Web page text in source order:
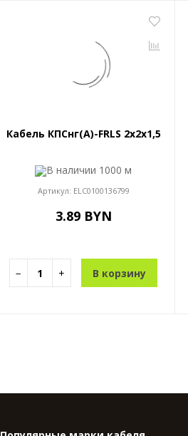
Кабель КПСнг(A)-FRLS 2x2x1,5
В наличии 1000 м
Артикул: ELC0100136799
3.89 BYN
− + В корзину